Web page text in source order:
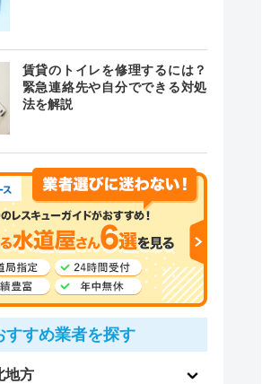
賃貸のトイレを修理するには？
緊急連絡先や自分でできる対処
法を解説
すすめ業者を探す
地方